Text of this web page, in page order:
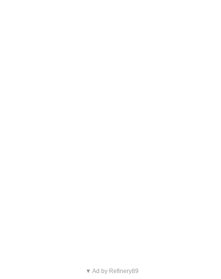
▼ Ad by Refinery89